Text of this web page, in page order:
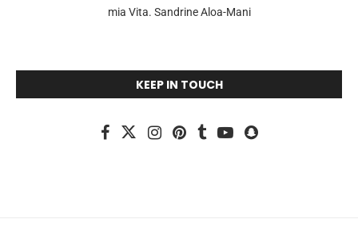
mia Vita. Sandrine Aloa-Mani
KEEP IN TOUCH